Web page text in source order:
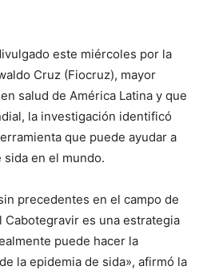
este miércoles por la
Cruz (Fiocruz), mayor
salud de América Latina y que
la investigación identificó
que puede ayudar a
en el mundo.
precedentes en el campo de
Cabotegravir es una estrategia
puede hacer la
la epidemia de sida», afirmó la